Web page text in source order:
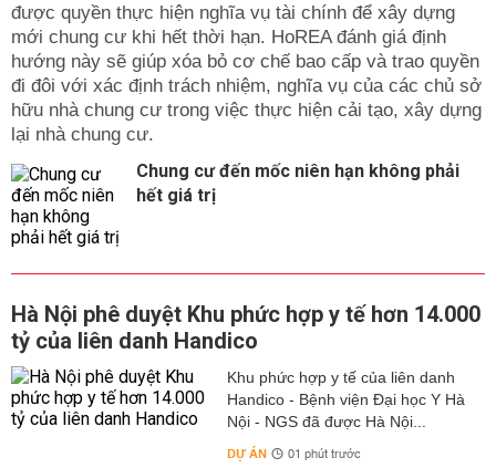
được quyền thực hiện nghĩa vụ tài chính để xây dựng
mới chung cư khi hết thời hạn. HoREA đánh giá định
hướng này sẽ giúp xóa bỏ cơ chế bao cấp và trao quyền
đi đôi với xác định trách nhiệm, nghĩa vụ của các chủ sở
hữu nhà chung cư trong việc thực hiện cải tạo, xây dựng
lại nhà chung cư.
Chung cư đến mốc niên hạn không phải
hết giá trị
Hà Nội phê duyệt Khu phức hợp y tế hơn 14.000
tỷ của liên danh Handico
Khu phức hợp y tế của liên danh
Handico - Bệnh viện Đại học Y Hà
Nội - NGS đã được Hà Nội...
DỰ ÁN 01 phút trước